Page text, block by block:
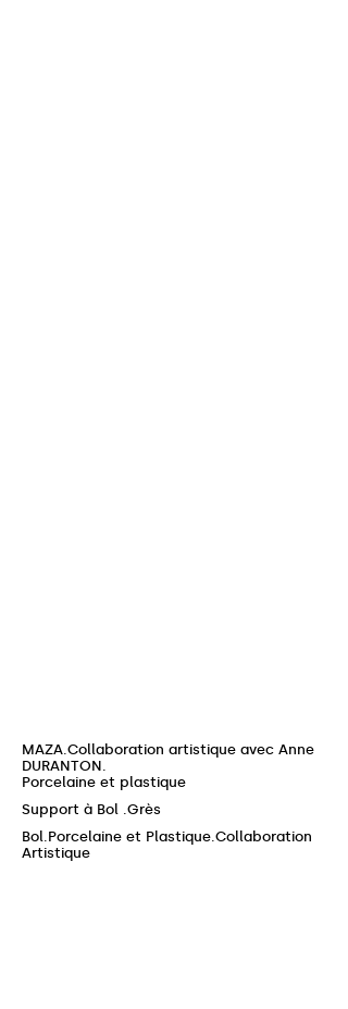
MAZA.Collaboration artistique avec Anne
DURANTON.
Porcelaine et plastique
Support à Bol .Grès
Bol.Porcelaine et Plastique.Collaboration
Artistique